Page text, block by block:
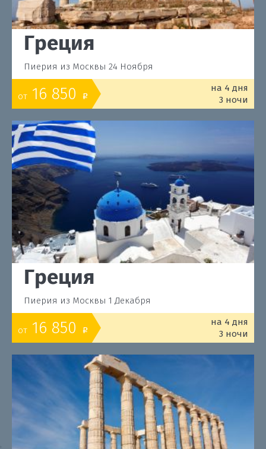
Греция
Пиерия из Москвы 24 Ноября
от 16 850 o
на 4 дня
3 ночи
Греция
Пиерия из Москвы 1 Декабря
от 16 850 o
на 4 дня
3 ночи